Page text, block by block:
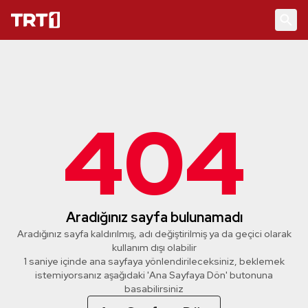
404
Aradığınız sayfa bulunamadı
Aradığınız sayfa kaldırılmış, adı değiştirilmiş ya da geçici olarak
kullanım dışı olabilir
1 saniye içinde ana sayfaya yönlendirileceksiniz, beklemek
istemiyorsanız aşağıdaki 'Ana Sayfaya Dön' butonuna
basabilirsiniz